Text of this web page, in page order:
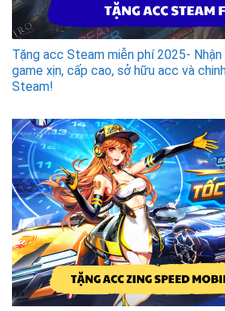
Tặng acc Steam miễn phí 2025-
game xịn, cấp cao, sở hữu acc và
Steam!